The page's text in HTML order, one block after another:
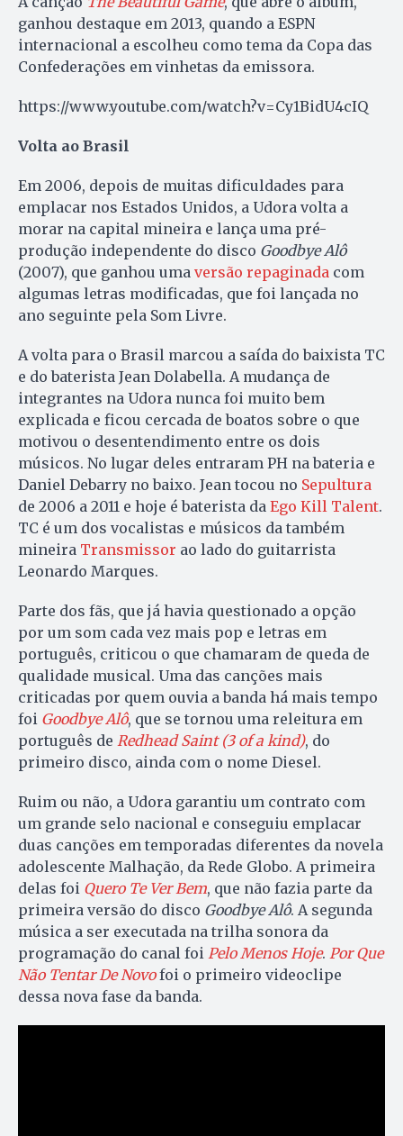
ganhou destaque em 2013, quando a ESPN
internacional a escolheu como tema da Copa das
Confederações em vinhetas da emissora.
https://www.youtube.com/watch?v=Cy1BidU4cIQ
Volta ao Brasil
Em 2006, depois de muitas dificuldades para
emplacar nos Estados Unidos, a Udora volta a
morar na capital mineira e lança uma pré-
produção independente do disco Goodbye Alô
(2007), que ganhou uma versão repaginada com
algumas letras modificadas, que foi lançada no
ano seguinte pela Som Livre.
A volta para o Brasil marcou a saída do baixista TC
e do baterista Jean Dolabella. A mudança de
integrantes na Udora nunca foi muito bem
explicada e ficou cercada de boatos sobre o que
motivou o desentendimento entre os dois
músicos. No lugar deles entraram PH na bateria e
Daniel Debarry no baixo. Jean tocou no Sepultura
de 2006 a 2011 e hoje é baterista da Ego Kill Talent.
TC é um dos vocalistas e músicos da também
mineira Transmissor ao lado do guitarrista
Leonardo Marques.
Parte dos fãs, que já havia questionado a opção
por um som cada vez mais pop e letras em
português, criticou o que chamaram de queda de
qualidade musical. Uma das canções mais
criticadas por quem ouvia a banda há mais tempo
foi Goodbye Alô, que se tornou uma releitura em
português de Redhead Saint (3 of a kind), do
primeiro disco, ainda com o nome Diesel.
Ruim ou não, a Udora garantiu um contrato com
um grande selo nacional e conseguiu emplacar
duas canções em temporadas diferentes da novela
adolescente Malhação, da Rede Globo. A primeira
delas foi Quero Te Ver Bem, que não fazia parte da
primeira versão do disco Goodbye Alô. A segunda
música a ser executada na trilha sonora da
programação do canal foi Pelo Menos Hoje. Por Que
Não Tentar De Novofoi o primeiro videoclipe
dessa nova fase da banda.